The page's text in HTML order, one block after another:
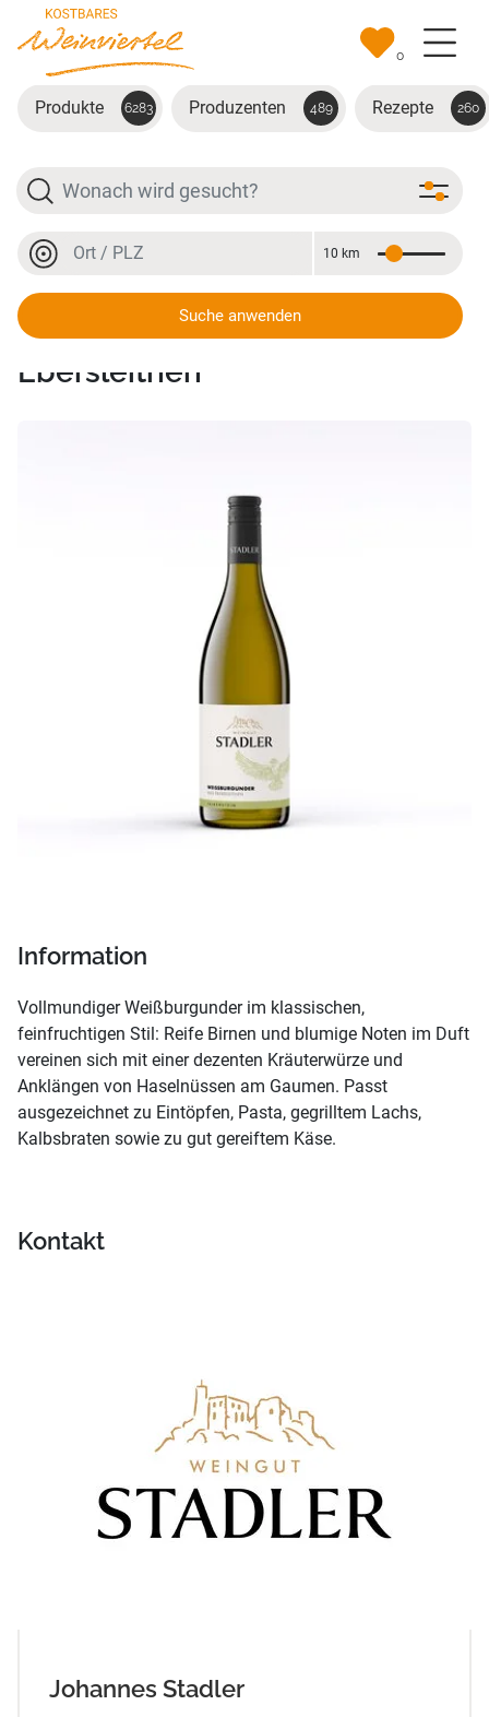
Zum Hauptinhalt springen
0
Produkte 6283 Produzenten 489 Rezepte 260
Suche
Ort oder PLZ
Entfernung
10 km
Suche anwenden
Weißburgunder Ried
Ebersleithen
Information
Vollmundiger Weißburgunder im klassischen,
feinfruchtigen Stil: Reife Birnen und blumige Noten im Duft
vereinen sich mit einer dezenten Kräuterwürze und
Anklängen von Haselnüssen am Gaumen. Passt
ausgezeichnet zu Eintöpfen, Pasta, gegrilltem Lachs,
Kalbsbraten sowie zu gut gereiftem Käse.
Kontakt
Johannes Stadler